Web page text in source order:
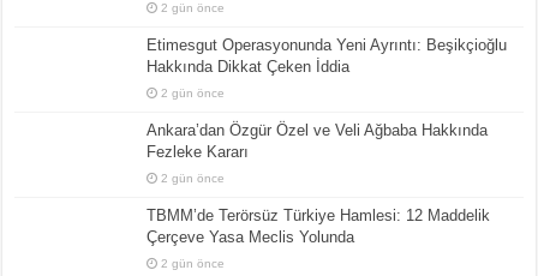
2 gün önce
Etimesgut Operasyonunda Yeni Ayrıntı: Beşikçioğlu
Hakkında Dikkat Çeken İddia
2 gün önce
Ankara’dan Özgür Özel ve Veli Ağbaba Hakkında
Fezleke Kararı
2 gün önce
TBMM’de Terörsüz Türkiye Hamlesi: 12 Maddelik
Çerçeve Yasa Meclis Yolunda
2 gün önce